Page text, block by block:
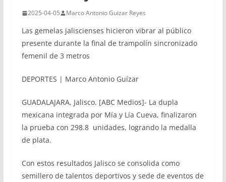
2025-04-05 Marco Antonio Guizar Reyes
Las gemelas jaliscienses hicieron vibrar al público
presente durante la final de trampolín sincronizado
femenil de 3 metros
DEPORTES | Marco Antonio Guízar
GUADALAJARA, Jalisco. [ABC Medios]- La dupla
mexicana integrada por Mía y Lía Cueva, finalizaron
la prueba con 298.8 unidades, logrando la medalla
de plata.
Con estos resultados Jalisco se consolida como
semillero de talentos deportivos y sede de eventos de